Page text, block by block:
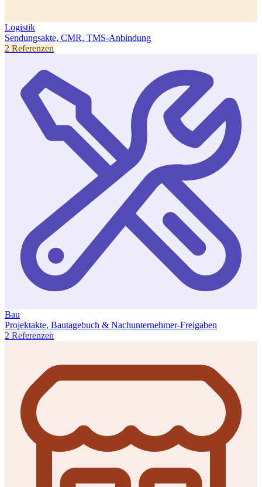
Logistik
Sendungsakte, CMR, TMS-Anbindung
2 Referenzen
Bau
Projektakte, Bautagebuch & Nachunternehmer-Freigaben
2 Referenzen